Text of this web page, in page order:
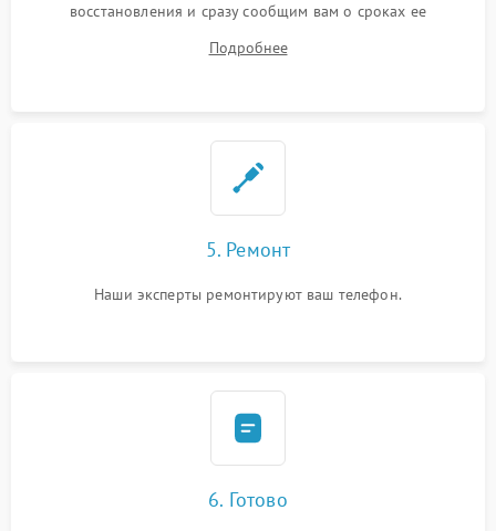
восстановления и сразу сообщим вам о сроках ее
Подробнее
5. Ремонт
Наши эксперты ремонтируют ваш телефон.
6. Готово